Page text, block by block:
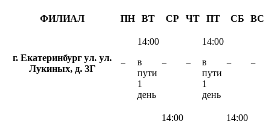
ФИЛИАЛ ПН ВТ СР ЧТ ПТ СБ ВС
г. Екатеринбург ул. ул.
Лукиных, д. 3Г
−
14:00
в
пути
1
день
− −
14:00
в
пути
1
день
− −
14:00
14:00